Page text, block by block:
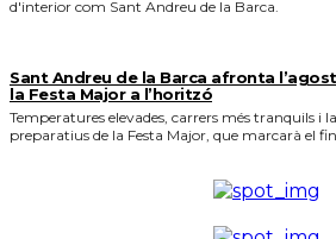
d'interior com Sant Andreu de la Barca.
Sant Andreu de la Barca afronta
la Festa Major a l’horitzó
Temperatures elevades, carrers més tranquils i
preparatius de la Festa Major, que marcarà el